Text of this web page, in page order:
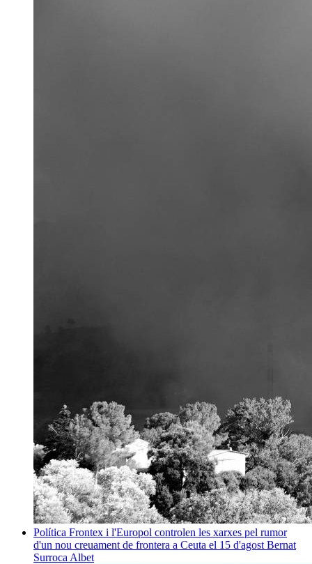
Política Frontex i l'Europol controlen les xarxes pel rumor
d'un nou creuament de frontera a Ceuta el 15 d'agost Bernat
Surroca Albet